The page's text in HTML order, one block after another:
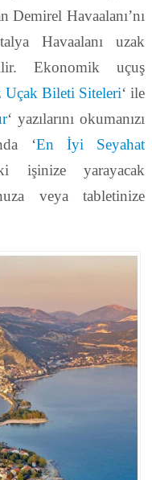
Demirel Havaalanı’nı
Havaalanı uzak
Ekonomik uçuş
Uçak Bileti Siteleri‘ ile
‘ yazılarını okumanızı
‘En İyi Seyahat
işinize yarayacak
veya tabletinize